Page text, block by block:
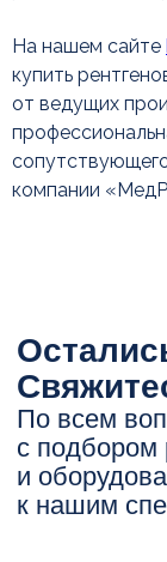
На нашем сайте
купить
от ведущих
компании